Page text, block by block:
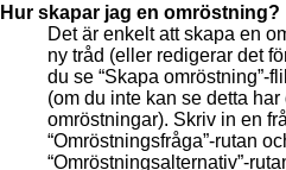
Hur skapar jag en omröstning?
Det är enkelt att skapa en
ny tråd (eller redigerar det
du se “Skapa omröstning”-
(om du inte kan se detta
omröstningar). Skriv in en
“Omröstningsfråga”-rutan
“Omröstningsalternativ”-